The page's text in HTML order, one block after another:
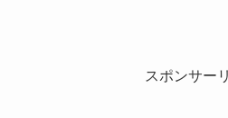
スポンサー